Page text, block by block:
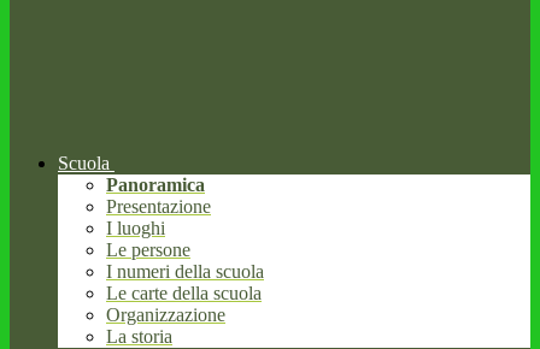
Scuola
Panoramica
Presentazione
I luoghi
Le persone
I numeri della scuola
Le carte della scuola
Organizzazione
La storia